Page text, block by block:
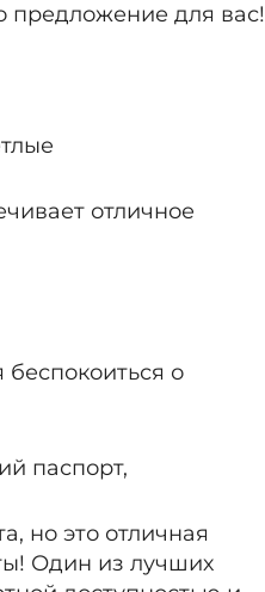
предложение для вас!
отличное
о
паспорт,
но это отличная
Один из лучших